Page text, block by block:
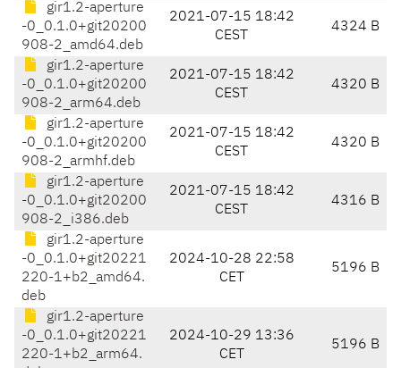
gir1.2-aperture
-0_0.1.0+git20200
908-2_amd64.deb
2021-07-15 18:42
CEST
4324 B
gir1.2-aperture
-0_0.1.0+git20200
908-2_arm64.deb
2021-07-15 18:42
CEST
4320 B
gir1.2-aperture
-0_0.1.0+git20200
908-2_armhf.deb
2021-07-15 18:42
CEST
4320 B
gir1.2-aperture
-0_0.1.0+git20200
908-2_i386.deb
2021-07-15 18:42
CEST
4316 B
gir1.2-aperture
-0_0.1.0+git20221
220-1+b2_amd64.
deb
2024-10-28 22:58
CET
5196 B
gir1.2-aperture
-0_0.1.0+git20221
220-1+b2_arm64.
2024-10-29 13:36
CET
5196 B